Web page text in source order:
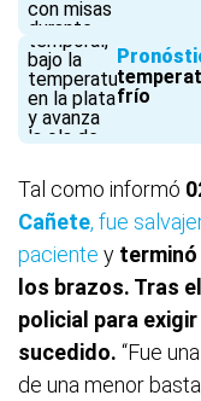
frío
Tal como informó
Cañete, fue
paciente y terminó
los brazos. Tras
policial para
sucedido. “Fue
de una menor